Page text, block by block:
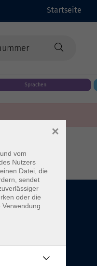
Startseite
Sprachen
Startseite
vom
Nutzers
Datei, die
sendet
oder die
×